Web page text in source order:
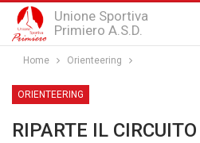
Unione Sportiva
Primiero A.S.D.
Home Orienteering
ORIENTEERING
RIPARTE IL CIRCUITO